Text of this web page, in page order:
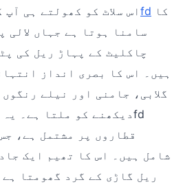
اس سلاٹ کو کھولتے ہی 88fd
سامنا ہوتا ہے جہاں لالی
چاکلیٹ کے پہاڑ ریل کی
ہیں۔ اس کا بصری انداز
گلابی، جامنی اور نیلے
ریل گاڑی کے گرد گھومتا